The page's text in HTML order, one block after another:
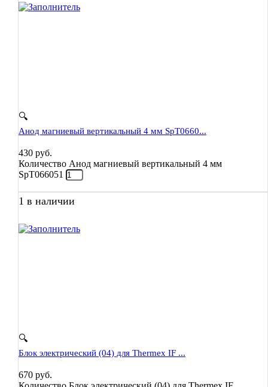
🔍
Анод магниевый вертикальный 4 мм SpT0660...
430 руб.
Количество Анод магниевый вертикальный 4 мм
SpT066051
1 в наличии
🔍
Блок электрический (04) для Thermex IF ...
670 руб.